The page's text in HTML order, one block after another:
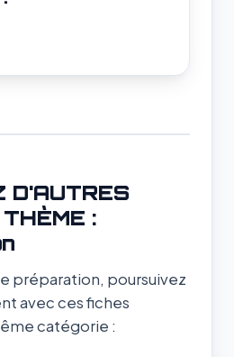
D'AUTRES
:
préparation, poursuivez
avec ces fiches
catégorie :